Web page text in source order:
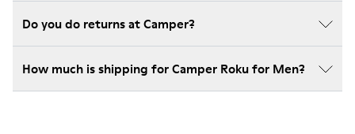
Do you do returns at Camper?
How much is shipping for Camper Roku for Men?